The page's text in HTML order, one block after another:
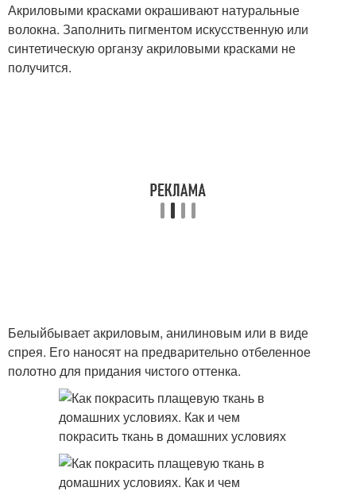
Акриловыми красками окрашивают натуральные
волокна. Заполнить пигментом искусственную или
синтетическую органзу акриловыми красками не
получится.
Белыйбывает акриловым, анилиновым или в виде
спрея. Его наносят на предварительно отбеленное
полотно для придания чистого оттенка.